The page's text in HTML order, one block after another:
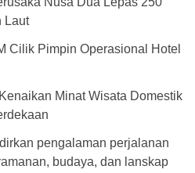
Laut
Cilik Pimpin Operasional Hotel
Minat Wisata Domestik
pengalaman perjalanan
budaya, dan lanskap